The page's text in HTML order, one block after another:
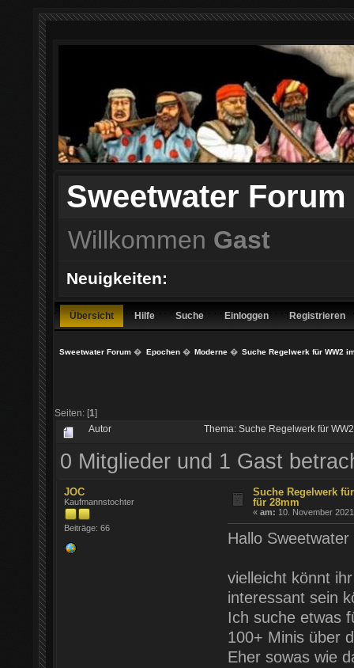
Sweetwater Forum
Willkommen Gast
Neuigkeiten:
Übersicht Hilfe Suche Einloggen Registrieren
Sweetwater Forum � Epochen� Moderne� Suche Regelwerk für WW2
Seiten: [1]
Autor Thema: Suche Regelwerk für
0 Mitglieder und 1 Gast
JOC
Kaufmannstochter
Beiträge: 66
Suche Regelwerk
für 28mm
«am: 10. November
Hallo
vielleicht könnt
interessant sein
Ich suche etwas
100+ Minis über
Eher sowas wie